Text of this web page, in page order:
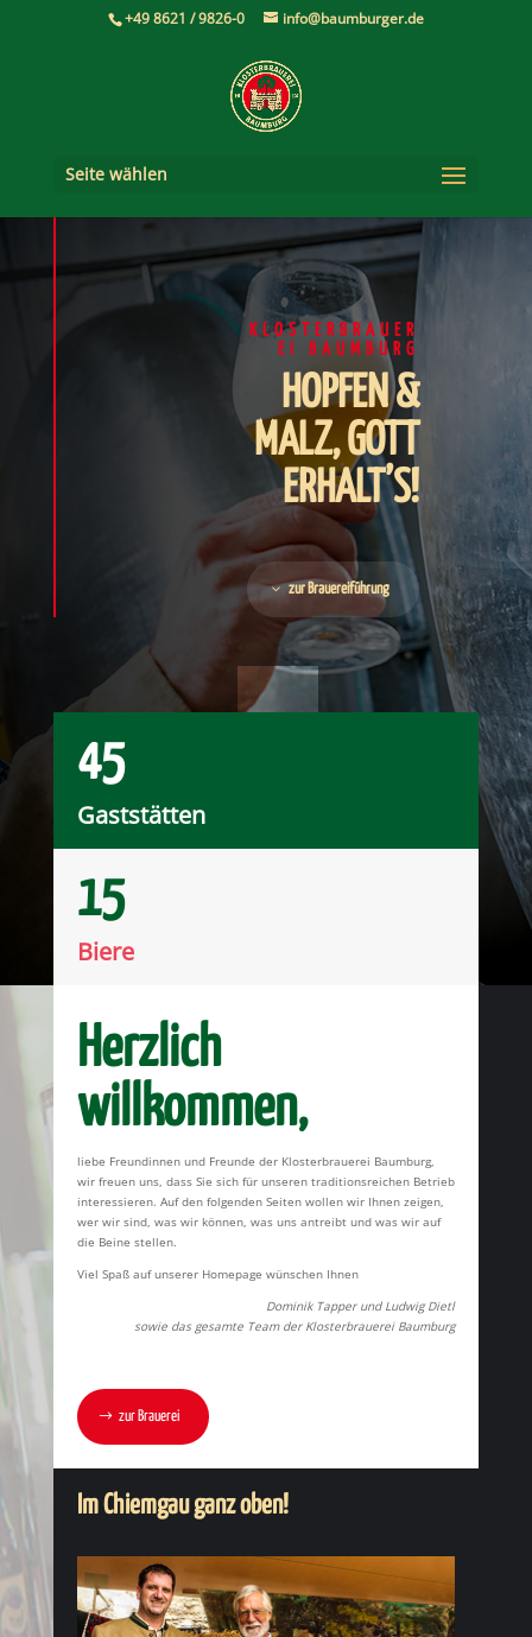
+49 8621 / 9826-0 info@baumburger.de
Seite wählen
KLOSTERBRAUER
EI BAUMBURG
HOPFEN &
MALZ, GOTT
ERHALT’S!
zur Brauereiführung
45
Gaststätten
15
Biere
Herzlich
willkommen,
liebe Freundinnen und Freunde der Klosterbrauerei Baumburg,
wir freuen uns, dass Sie sich für unseren traditionsreichen Betrieb
interessieren. Auf den folgenden Seiten wollen wir Ihnen zeigen,
wer wir sind, was wir können, was uns antreibt und was wir auf
die Beine stellen.
Viel Spaß auf unserer Homepage wünschen Ihnen
Dominik Tapper und Ludwig Dietl
sowie das gesamte Team der Klosterbrauerei Baumburg
zur Brauerei
Im Chiemgau ganz oben!